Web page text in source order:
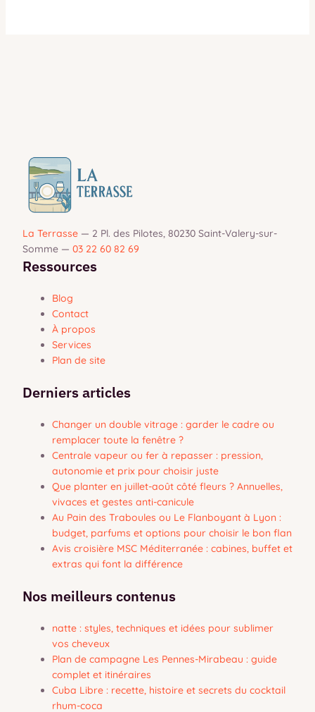
La Terrasse — 2 Pl. des Pilotes, 80230 Saint-Valery-sur-
Somme — 03 22 60 82 69
Ressources
Blog
Contact
À propos
Services
Plan de site
Derniers articles
Changer un double vitrage : garder le cadre ou
remplacer toute la fenêtre ?
Centrale vapeur ou fer à repasser : pression,
autonomie et prix pour choisir juste
Que planter en juillet-août côté fleurs ? Annuelles,
vivaces et gestes anti-canicule
Au Pain des Traboules ou Le Flanboyant à Lyon :
budget, parfums et options pour choisir le bon flan
Avis croisière MSC Méditerranée : cabines, buffet et
extras qui font la différence
Nos meilleurs contenus
natte : styles, techniques et idées pour sublimer
vos cheveux
Plan de campagne Les Pennes-Mirabeau : guide
complet et itinéraires
Cuba Libre : recette, histoire et secrets du cocktail
rhum-coca